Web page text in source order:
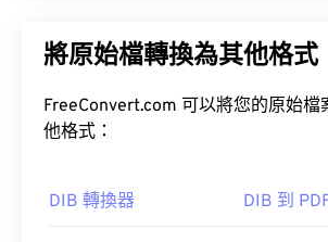
將原始檔轉換為其他格式
FreeConvert.com 可以將您的原始檔
他格式：
DIB 轉換器 DIB 到